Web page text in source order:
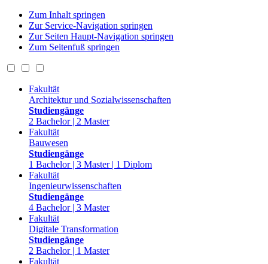
Zum Inhalt springen
Zur Service-Navigation springen
Zur Seiten Haupt-Navigation springen
Zum Seitenfuß springen
Fakultät
Architektur und Sozialwissenschaften
Studiengänge
2 Bachelor | 2 Master
Fakultät
Bauwesen
Studiengänge
1 Bachelor | 3 Master | 1 Diplom
Fakultät
Ingenieurwissenschaften
Studiengänge
4 Bachelor | 3 Master
Fakultät
Digitale Transformation
Studiengänge
2 Bachelor | 1 Master
Fakultät